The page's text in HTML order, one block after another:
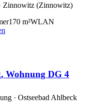
Zinnowitz (Zinnowitz)
170 m²WLAN
Wohnung DG 4
· Ostseebad Ahlbeck